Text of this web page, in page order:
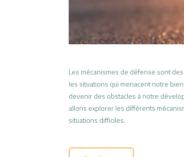
Les mécanismes de défense sont
les situations qui menacent notre
devenir des obstacles à notre
allons explorer les différents
situations difficiles.